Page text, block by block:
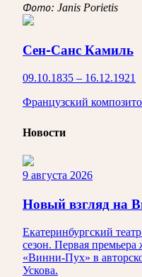
Фото: Janis Porietis
Сен-Санс Камиль
09.10.1835 – 16.12.1921
Французский
Новости
9 августа 2026
Новый взгляд на
Екатеринбургский
сезон. Первая премьера
«Винни-Пух» в
Ускова.